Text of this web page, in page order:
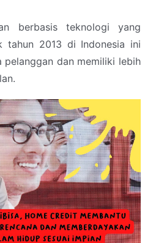
berbasis teknologi yang
tahun 2013 di Indonesia ini
pelanggan dan memiliki lebih